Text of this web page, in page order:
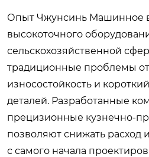
Опыт Чжунсинь Машинное
высокоточного
сельскохозяйственной
традиционные проблемы
износостойкость и
деталей. Разработанные
прецизионные кузнечно-
позволяют снижать расход
с самого начала